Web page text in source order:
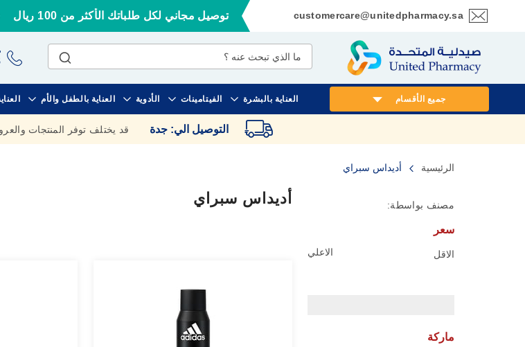
customercare@unitedpharmacy.sa
تخطي
المحتوى
توصيل مجاني لكل طلباتك الأكثر من 100 ريال
العناية بالبشرة الفيتامينات الأدوية العناية بالطفل والأم جميع الأقسام
التوصيل الي: جدة قد يختلف توفر المنتجات
الرئيسية أديداس سبراي
أديداس سبراي مصنف بواسطة:
سعر
الاقل الاعلي
ماركة